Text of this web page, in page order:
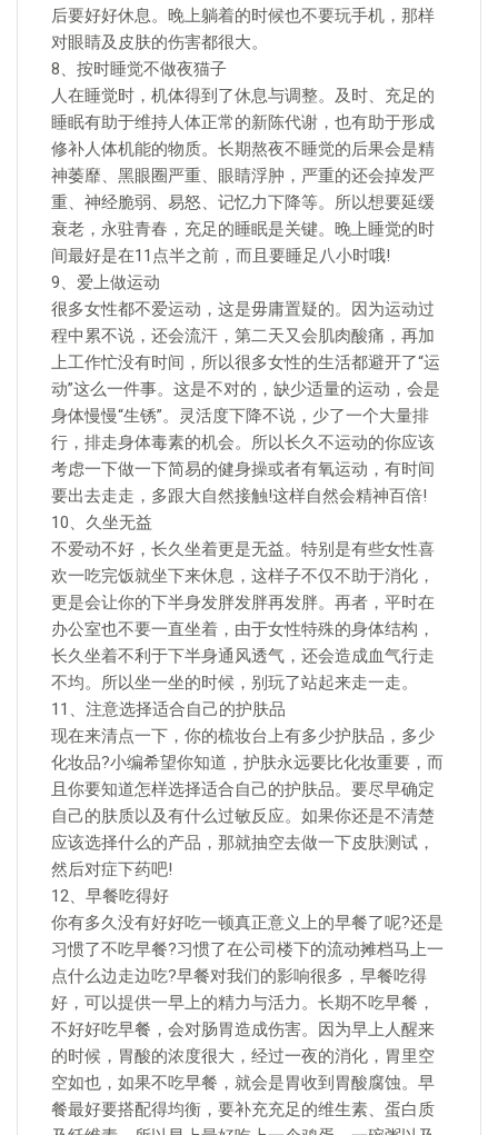
后要好好休息。晚上躺着的时候也不要玩手机，那样
对眼睛及皮肤的伤害都很大。
8、按时睡觉不做夜猫子
人在睡觉时，机体得到了休息与调整。及时、充足的
睡眠有助于维持人体正常的新陈代谢，也有助于形成
修补人体机能的物质。长期熬夜不睡觉的后果会是精
神萎靡、黑眼圈严重、眼睛浮肿，严重的还会掉发严
重、神经脆弱、易怒、记忆力下降等。所以想要延缓
衰老，永驻青春，充足的睡眠是关键。晚上睡觉的时
间最好是在11点半之前，而且要睡足八小时哦!
9、爱上做运动
很多女性都不爱运动，这是毋庸置疑的。因为运动过
程中累不说，还会流汗，第二天又会肌肉酸痛，再加
上工作忙没有时间，所以很多女性的生活都避开了“运
动”这么一件事。这是不对的，缺少适量的运动，会是
身体慢慢“生锈”。灵活度下降不说，少了一个大量排
行，排走身体毒素的机会。所以长久不运动的你应该
考虑一下做一下简易的健身操或者有氧运动，有时间
要出去走走，多跟大自然接触!这样自然会精神百倍!
10、久坐无益
不爱动不好，长久坐着更是无益。特别是有些女性喜
欢一吃完饭就坐下来休息，这样子不仅不助于消化，
更是会让你的下半身发胖发胖再发胖。再者，平时在
办公室也不要一直坐着，由于女性特殊的身体结构，
长久坐着不利于下半身通风透气，还会造成血气行走
不均。所以坐一坐的时候，别玩了站起来走一走。
11、注意选择适合自己的护肤品
现在来清点一下，你的梳妆台上有多少护肤品，多少
化妆品?小编希望你知道，护肤永远要比化妆重要，而
且你要知道怎样选择适合自己的护肤品。要尽早确定
自己的肤质以及有什么过敏反应。如果你还是不清楚
应该选择什么的产品，那就抽空去做一下皮肤测试，
然后对症下药吧!
12、早餐吃得好
你有多久没有好好吃一顿真正意义上的早餐了呢?还是
习惯了不吃早餐?习惯了在公司楼下的流动摊档马上一
点什么边走边吃?早餐对我们的影响很多，早餐吃得
好，可以提供一早上的精力与活力。长期不吃早餐，
不好好吃早餐，会对肠胃造成伤害。因为早上人醒来
的时候，胃酸的浓度很大，经过一夜的消化，胃里空
空如也，如果不吃早餐，就会是胃收到胃酸腐蚀。早
餐最好要搭配得均衡，要补充充足的维生素、蛋白质